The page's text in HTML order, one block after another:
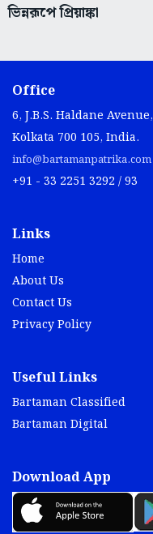
ভিন্নরূপে প্রিয়াঙ্কা
Office
6, J.B.S. Haldane Avenue,
Kolkata 700 105, India.
info@bartamanpatrika.com
+91 - 33 2251 3292 / 93
Links
Home
About Us
Contact Us
Privacy Policy
Useful Links
Bartaman Classified
Bartaman Digital
Download App